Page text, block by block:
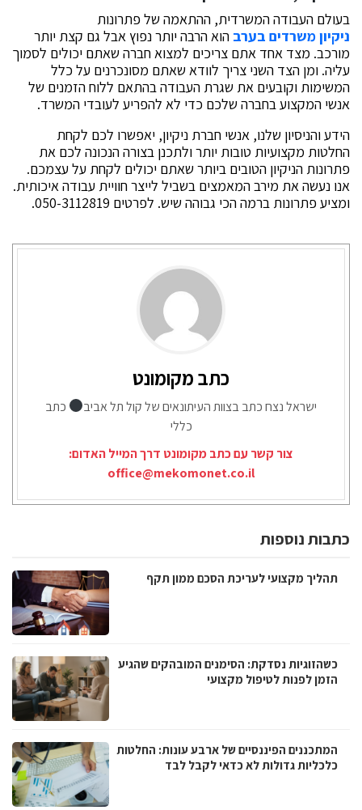
בעולם העבודה המשרדית, ההתאמה של פתרונות
ניקיון משרדים בערב הוא הרבה יותר נפוץ אבל גם קצת יותר
מורכב. מצד אחד אתם צריכים למצוא חברה שאתם יכולים לסמוך
עליה. ומן הצד השני צריך לוודא שאתם מסונכרנים על כלל
המשימות וקובעים את שגרת העבודה בהתאם ללוח הזמנים של
אנשי המקצוע בחברה שלכם כדי לא להפריע לעובדי המשרד.
הידע והניסיון שלנו, אנשי חברת ניקיון, יאפשרו לכם לקחת
החלטות מקצועיות טובות יותר ולתכנן בצורה הנכונה לכם את
פתרונות הניקיון הטובים ביותר שאתם יכולים לקחת על עצמכם.
אנו נעשה את מירב המאמצים בשביל לייצר חוויית עבודה איכותית.
ומציע פתרונות ברמה הכי גבוהה שיש. לפרטים 050-3112819.
כתב מקומונט
ישראל נצח כתב בצוות העיתונאים של קול תל אביב
כתב
כללי
צור קשר עם כתב מקומונט דרך המייל האדום:
office@mekomonet.co.il
כתבות נוספות
תהליך מקצועי לעריכת הסכם ממון תקף
כשהזוגיות נסדקת: הסימנים המובהקים שהגיע
הזמן לפנות לטיפול מקצועי
המתכננים הפיננסיים של ארבע עונות: החלטות
כלכליות גדולות לא כדאי לקבל לבד